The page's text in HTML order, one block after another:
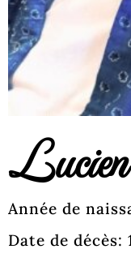
Année de
Date de